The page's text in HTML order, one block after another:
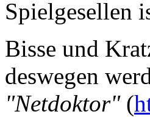
Spielgesellen
Bisse und
deswegen
"Netdoktor"(